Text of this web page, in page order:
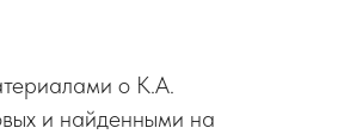
о К.А.
и найденными на